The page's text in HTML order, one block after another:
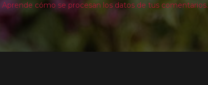
Aprende cómo se procesan los datos de tus comentarios.